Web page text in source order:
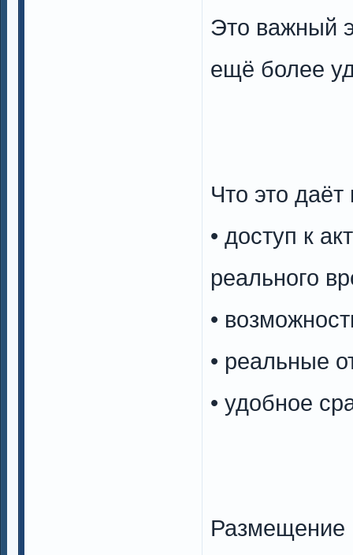
Это важный
ещё более
Что это
• доступ к
реального
•
• реальные
• удобное
Размещение